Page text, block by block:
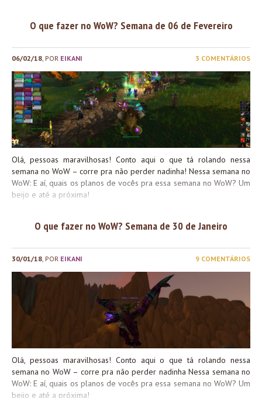
O que fazer no WoW? Semana de 06 de Fevereiro
06/02/18 , POR EIKANI 3 COMENTÁRIOS
Olá, pessoas maravilhosas! Conto aqui o que tá rolando nessa
semana no WoW – corre pra não perder nadinha! Nessa semana no
WoW: E aí, quais os planos de vocês pra essa semana no WoW? Um
beijo e até a próxima!
O que fazer no WoW? Semana de 30 de Janeiro
30/01/18 , POR EIKANI 9 COMENTÁRIOS
Olá, pessoas maravilhosas! Conto aqui o que tá rolando nessa
semana no WoW – corre pra não perder nadinha Nessa semana no
WoW: E aí, quais os planos de vocês pra essa semana no WoW? Um
beijo e até a próxima!